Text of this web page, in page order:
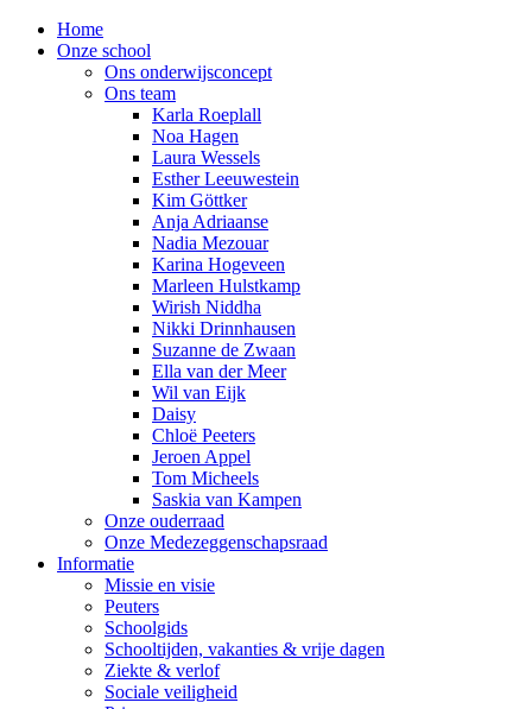
Home
Onze school
Ons onderwijsconcept
Ons team
Karla Roeplall
Noa Hagen
Laura Wessels
Esther Leeuwestein
Kim Göttker
Anja Adriaanse
Nadia Mezouar
Karina Hogeveen
Marleen Hulstkamp
Wirish Niddha
Nikki Drinnhausen
Suzanne de Zwaan
Ella van der Meer
Wil van Eijk
Daisy
Chloë Peeters
Jeroen Appel
Tom Micheels
Saskia van Kampen
Onze ouderraad
Onze Medezeggenschapsraad
Informatie
Missie en visie
Peuters
Schoolgids
Schooltijden, vakanties & vrije dagen
Ziekte & verlof
Sociale veiligheid